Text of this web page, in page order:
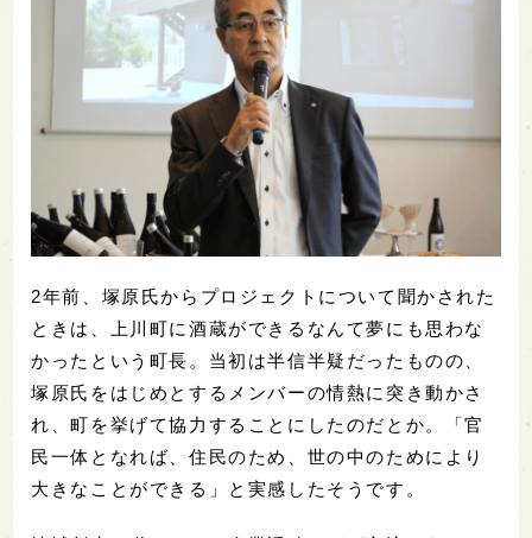
2年前、塚原氏からプロジェクトについて聞かされた
ときは、上川町に酒蔵ができるなんて夢にも思わな
かったという町長。当初は半信半疑だったものの、
塚原氏をはじめとするメンバーの情熱に突き動かさ
れ、町を挙げて協力することにしたのだとか。「官
民一体となれば、住民のため、世の中のためにより
大きなことができる」と実感したそうです。